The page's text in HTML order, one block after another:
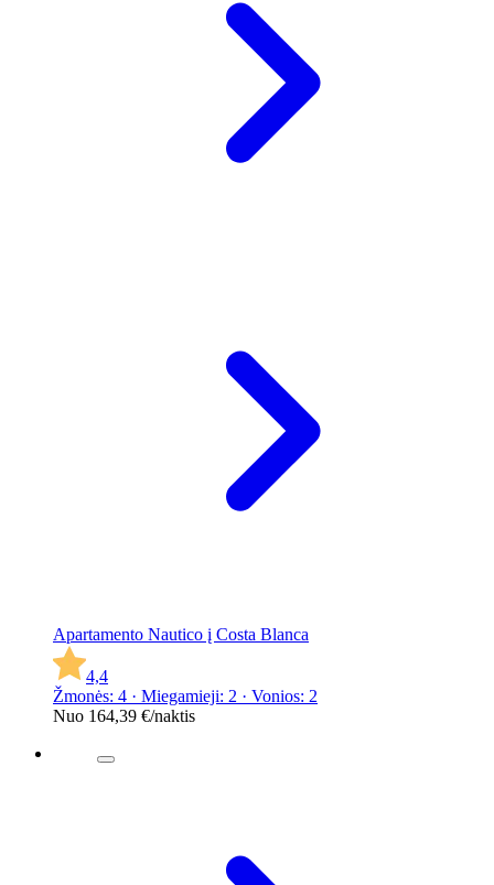
Apartamento Nautico į Costa Blanca
4,4
Žmonės: 4 · Miegamieji: 2 · Vonios: 2
Nuo 164,39 €/naktis